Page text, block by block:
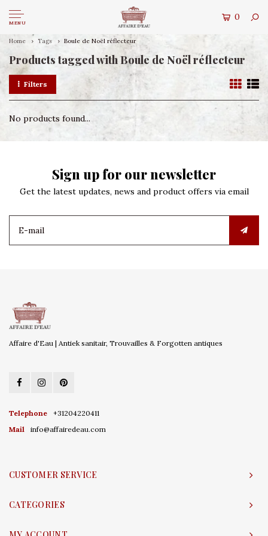
MENU
0
Home Tags Boule de Noël réflecteur
Products tagged with Boule de Noël réflecteur
Filters
No products found...
Sign up for our newsletter
Get the latest updates, news and product offers via email
Affaire d'Eau | Antiek sanitair, Trouvailles & Forgotten antiques
Telephone
+31204220411
Mail
info@affairedeau.com
CUSTOMER SERVICE
CATEGORIES